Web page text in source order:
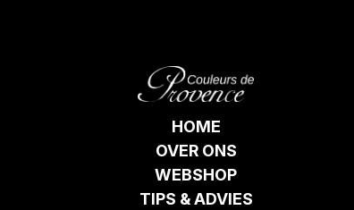
HOME
OVER ONS
WEBSHOP
TIPS & ADVIES